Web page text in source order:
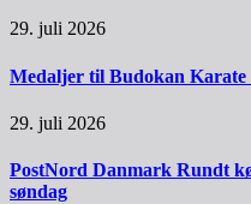
29. juli 2026
Medaljer til Budokan
29. juli 2026
PostNord Danmark Rundt
søndag